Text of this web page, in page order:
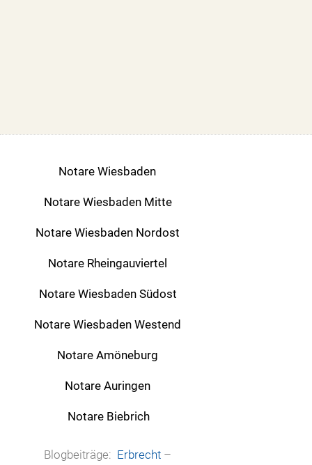
Notare Wiesbaden
Notare Wiesbaden Mitte
Notare Wiesbaden Nordost
Notare Rheingauviertel
Notare Wiesbaden Südost
Notare Wiesbaden Westend
Notare Amöneburg
Notare Auringen
Notare Biebrich
Blogbeiträge: Erbrecht –